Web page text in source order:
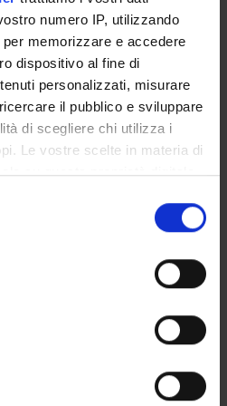
numero IP, utilizzando
memorizzare e accedere
dispositivo al fine di
personalizzati, misurare
il pubblico e sviluppare
di scegliere chi utilizza i
Le vostre scelte in materia di
su questa proprietà digitale
consenso in qualsiasi
sui cookie o facendo clic
sulla tua posizione
di qualche
scansionandolo